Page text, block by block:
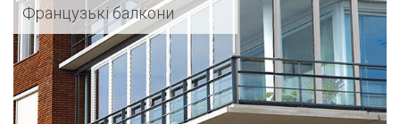
Французькі балкони